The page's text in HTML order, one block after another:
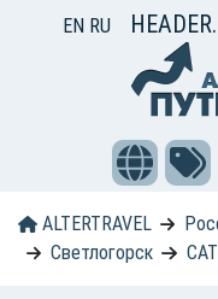
EN RU
ALTERTRAVEL
Светлогорск